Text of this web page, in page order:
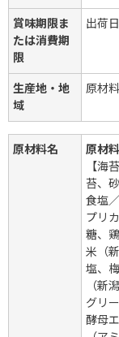
賞味期限ま
たは消費期
限
出荷
生産地・地
域
原材
原材料名
原材料
【海
苔、
食塩
プリ
糖、
米（
塩、
（新
グリ
酵母